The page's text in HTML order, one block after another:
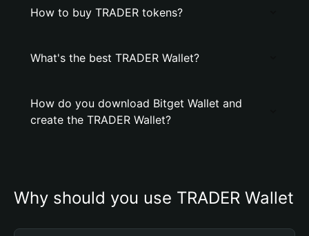
How to buy TRADER tokens?
What's the best TRADER Wallet?
How do you download Bitget Wallet and
create the TRADER Wallet?
Why should you use TRADER Wallet